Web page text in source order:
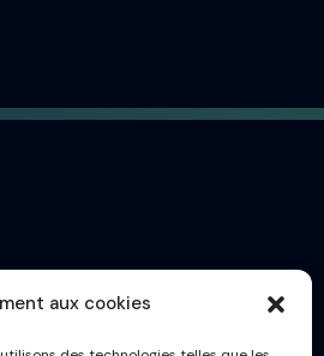
aux cookies